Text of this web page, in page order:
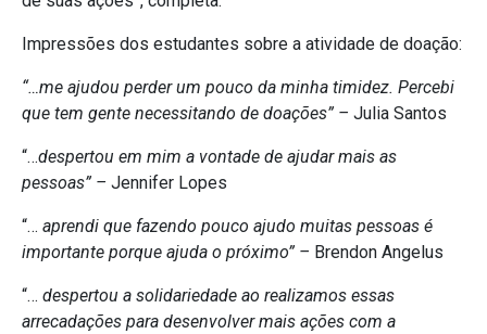
Impressões dos estudantes sobre a atividade de doação:
“…me ajudou perder um pouco da minha timidez. Percebi
que tem gente necessitando de doações” – Julia Santos
“…despertou em mim a vontade de ajudar mais as
pessoas” – Jennifer Lopes
“… aprendi que fazendo pouco ajudo muitas pessoas é
importante porque ajuda o próximo” – Brendon Angelus
“… despertou a solidariedade ao realizamos essas
arrecadações para desenvolver mais ações com a